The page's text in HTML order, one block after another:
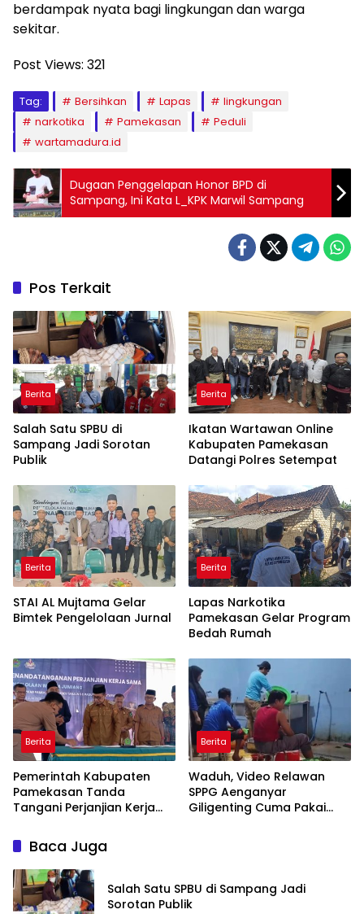
berdampak nyata bagi lingkungan dan warga
sekitar.
Post Views: 321
Tag: Bersihkan Lapas
lingkungan
narkotika
Pamekasan
Peduli
wartamadura.id
Dugaan Penggelapan Honor BPD di
Sampang, Ini Kata L_KPK Marwil Sampang
Pos Terkait
Berita
Salah Satu SPBU di
Sampang Jadi Sorotan
Publik
Berita
Ikatan Wartawan Online
Kabupaten Pamekasan
Datangi Polres Setempat
Berita
STAI AL Mujtama Gelar
Bimtek Pengelolaan Jurnal
Berita
Lapas Narkotika
Pamekasan Gelar Program
Bedah Rumah
Berita
Pemerintah Kabupaten
Pamekasan Tanda
Tangani Perjanjian Kerja
Jumiang
Berita
Waduh, Video Relawan
SPPG Aenganyar
Giligenting Cuma Pakai
Baca Juga
Salah Satu SPBU di Sampang Jadi
Sorotan Publik